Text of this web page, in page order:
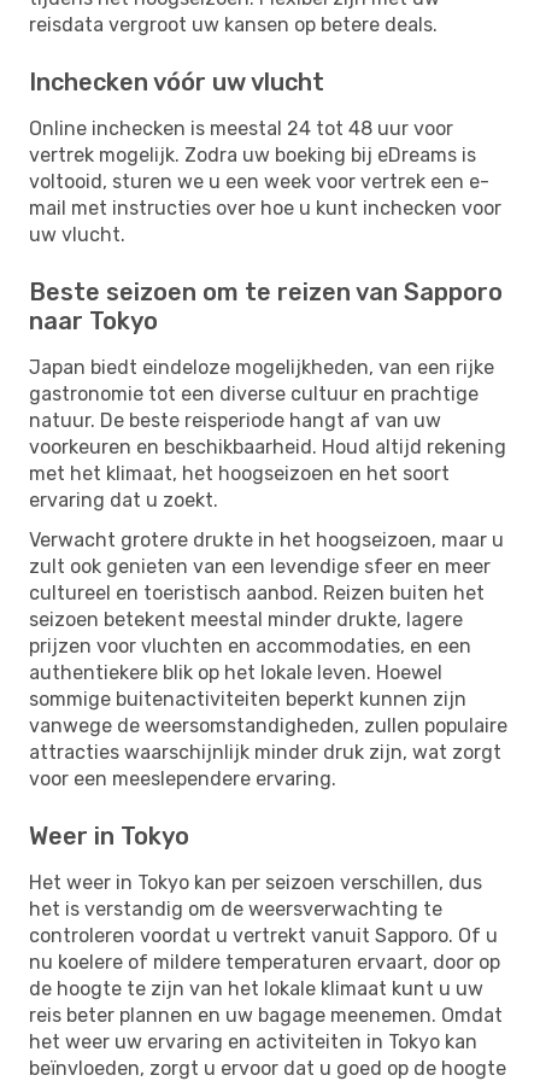
reisdata vergroot uw kansen op betere deals.
Inchecken vóór uw vlucht
Online inchecken is meestal 24 tot 48 uur voor
vertrek mogelijk. Zodra uw boeking bij eDreams is
voltooid, sturen we u een week voor vertrek een e-
mail met instructies over hoe u kunt inchecken voor
uw vlucht.
Beste seizoen om te reizen van Sapporo
naar Tokyo
Japan biedt eindeloze mogelijkheden, van een rijke
gastronomie tot een diverse cultuur en prachtige
natuur. De beste reisperiode hangt af van uw
voorkeuren en beschikbaarheid. Houd altijd rekening
met het klimaat, het hoogseizoen en het soort
ervaring dat u zoekt.
Verwacht grotere drukte in het hoogseizoen, maar u
zult ook genieten van een levendige sfeer en meer
cultureel en toeristisch aanbod. Reizen buiten het
seizoen betekent meestal minder drukte, lagere
prijzen voor vluchten en accommodaties, en een
authentiekere blik op het lokale leven. Hoewel
sommige buitenactiviteiten beperkt kunnen zijn
vanwege de weersomstandigheden, zullen populaire
attracties waarschijnlijk minder druk zijn, wat zorgt
voor een meeslependere ervaring.
Weer in Tokyo
Het weer in Tokyo kan per seizoen verschillen, dus
het is verstandig om de weersverwachting te
controleren voordat u vertrekt vanuit Sapporo. Of u
nu koelere of mildere temperaturen ervaart, door op
de hoogte te zijn van het lokale klimaat kunt u uw
reis beter plannen en uw bagage meenemen. Omdat
het weer uw ervaring en activiteiten in Tokyo kan
beïnvloeden, zorgt u ervoor dat u goed op de hoogte